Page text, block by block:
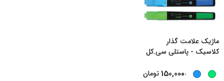
ماژیک علامت گذار
کلاسیک - پاستلی سی.کل
...
150,000 تومان